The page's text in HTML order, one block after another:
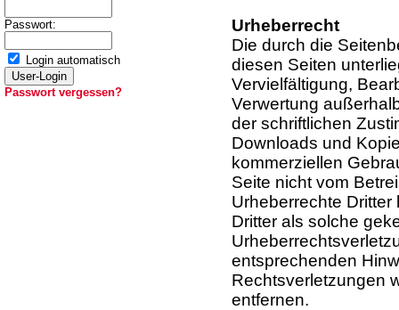
Passwort:
Login automatisch
Passwort vergessen?
Urheberrecht
Die durch die
diesen Seiten
Vervielfältigung,
Verwertung
der schriftlichen
Downloads und
kommerziellen
Seite nicht vom
Urheberrechte
Dritter als solche
entsprechenden
Rechtsverletzungen
entfernen.